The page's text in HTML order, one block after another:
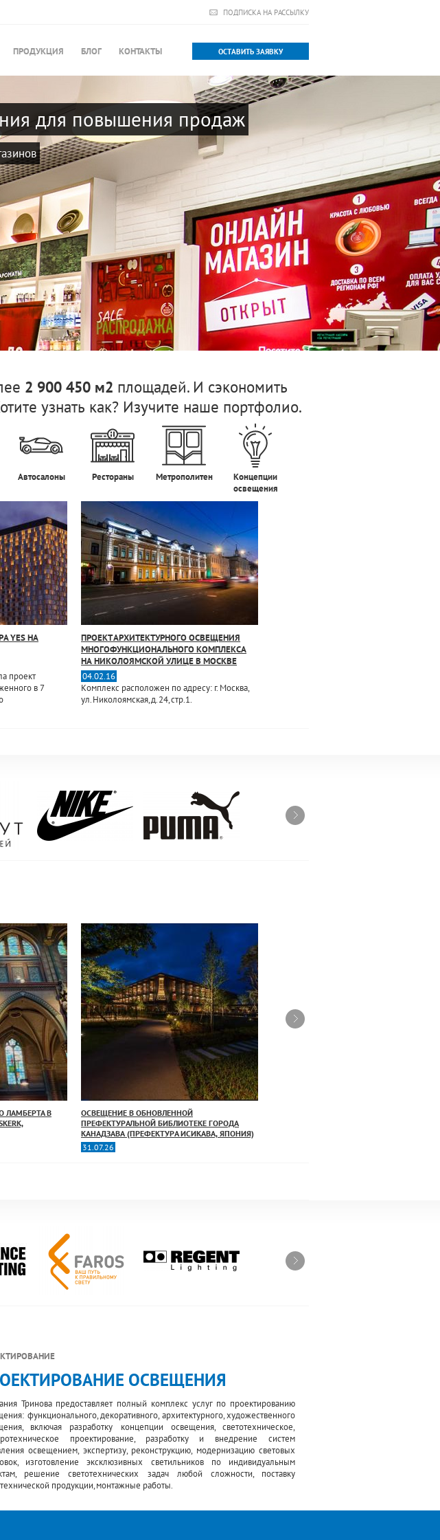
ПОДПИСКА НА РАССЫЛКУ
ОСТАВИТЬ ЗАЯВКУ
ПРОДУКЦИЯ БЛОГ КОНТАКТЫ
для повышения продаж
2 900 450 м2 площадей. И сэкономить
узнать как? Изучите наше портфолио.
Автосалоны Рестораны Метрополитен
Концепции
освещения
YES НА
проект
в 7
ПРОЕКТ АРХИТЕКТУРНОГО ОСВЕЩЕНИЯ
МНОГОФУНКЦИОНАЛЬНОГО КОМПЛЕКСА
НА НИКОЛОЯМСКОЙ УЛИЦЕ В МОСКВЕ
04.02.16
Комплекс расположен по адресу: г. Москва,
ул. Николоямская, д. 24, стр.1.
ЛАМБЕРТА В
ОСВЕЩЕНИЕ В ОБНОВЛЕННОЙ
ПРЕФЕКТУРАЛЬНОЙ БИБЛИОТЕКЕ ГОРОДА
КАНАДЗАВА (ПРЕФЕКТУРА ИСИКАВА, ЯПОНИЯ)
31.07.26
ОСВЕЩЕНИЯ
Тринова предоставляет полный комплекс услуг по проектированию
функционального, декоративного, архитектурного, художественного
включая разработку концепции освещения, светотехническое,
проектирование, разработку и внедрение систем
освещением, экспертизу, реконструкцию, модернизацию световых
изготовление эксклюзивных светильников по индивидуальным
решение светотехнических задач любой сложности, поставку
продукции, монтажные работы.